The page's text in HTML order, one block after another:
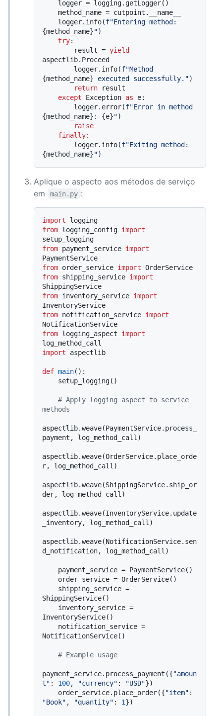
    logger.info(
{method_name}")
try:
        result =
yield
aspectlib.Proceed
        logger.info(
{method_name} executed successfully.")
return result
except Exception as e:
        logger.error(
{method_name} : {e}")
raise
finally:
        logger.info(
{method_name}"
Aplique o aspecto aos métodos de serviço
em
main.py :
import
from logging_config import
from payment_service import
from order_service import
from shipping_service import
from inventory_service import
from notification_service import
from logging_aspect import
import aspectlib
def main():
# Apply logging aspect to service
methods
aspectlib.weave(PaymentService.process_
payment, log_method_call)
aspectlib.weave(OrderService.place_orde
r, log_method_call)
aspectlib.weave(ShippingService.ship_or
der, log_method_call)
aspectlib.weave(InventoryService.update
_inventory, log_method_call)
aspectlib.weave(NotificationService.sen
d_notification, log_method_call)
ShippingService()
InventoryService()
NotificationService()
# Example usage
payment_service.process_payment({"amoun
t" : 100, "currency" : "USD"})
    order_service.place_order({
"item"
"Book" , "quantity" : 1})